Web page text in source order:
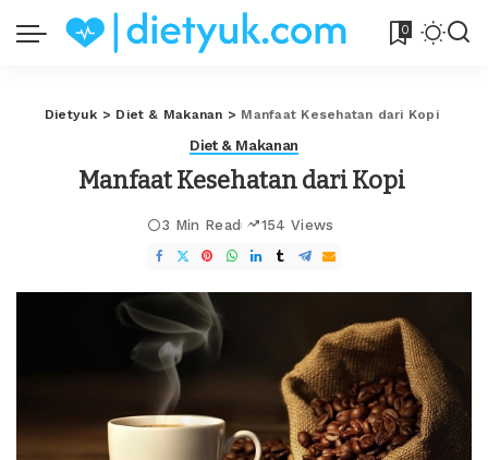
0
Dietyuk > Diet & Makanan > Manfaat Kesehatan dari Kopi
Diet & Makanan
Manfaat Kesehatan dari Kopi
3 Min Read 154 Views